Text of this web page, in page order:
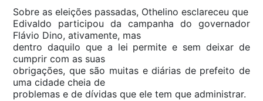
Sobre as eleições passadas, Othelino esclareceu que
Edivaldo participou da campanha do governador
Flávio Dino, ativamente, mas
dentro daquilo que a lei permite e sem deixar de
cumprir com as suas
obrigações, que são muitas e diárias de prefeito de
uma cidade cheia de
problemas e de dívidas que ele tem que administrar.